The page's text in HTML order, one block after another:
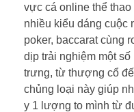
vực cá online thể
nhiều kiểu dáng cuộc
poker, baccarat cùng
dịp trải nghiệm một
trưng, từ thượng cổ
chủng loại này giúp
y 1 lượng to mình từ